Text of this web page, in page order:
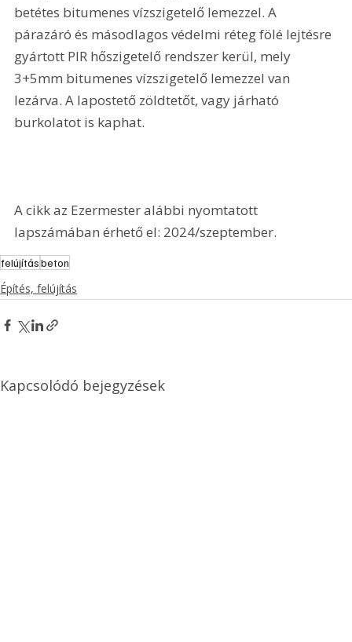
betétes bitumenes vízszigetelő lemezzel. A
párazáró és másodlagos védelmi réteg fölé lejtésre
gyártott PIR hőszigetelő rendszer kerül, mely
3+5mm bitumenes vízszigetelő lemezzel van
lezárva. A lapostető zöldtetőt, vagy járható
burkolatot is kaphat.
A cikk az Ezermester alábbi nyomtatott
lapszámában érhető el: 2024/szeptember.
felújításbeton
Építés, felújítás
Kapcsolódó bejegyzések